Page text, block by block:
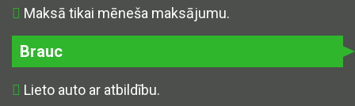
Maksā tikai mēneša maksājumu.
Brauc
Lieto auto ar atbildību.